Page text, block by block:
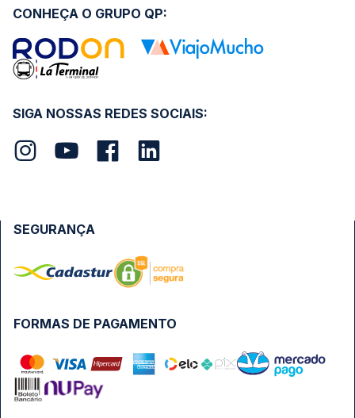
SIGA NOSSAS REDES SOCIAIS:
CONHEÇA O GRUPO QP:
FORMAS DE PAGAMENTO
SEGURANÇA